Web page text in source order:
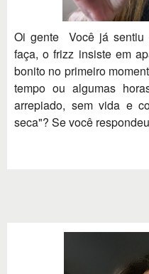
Oi gente Você já sentiu
faça, o frizz insiste em
bonito no primeiro
tempo ou algumas
arrepiado, sem vida e
seca"? Se você